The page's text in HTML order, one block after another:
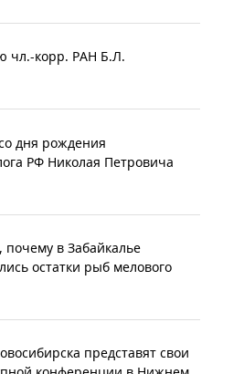
чл.-корр. РАН Б.Л.
дня рождения
РФ Николая Петровича
в Забайкалье
остатки рыб мелового
представят свои